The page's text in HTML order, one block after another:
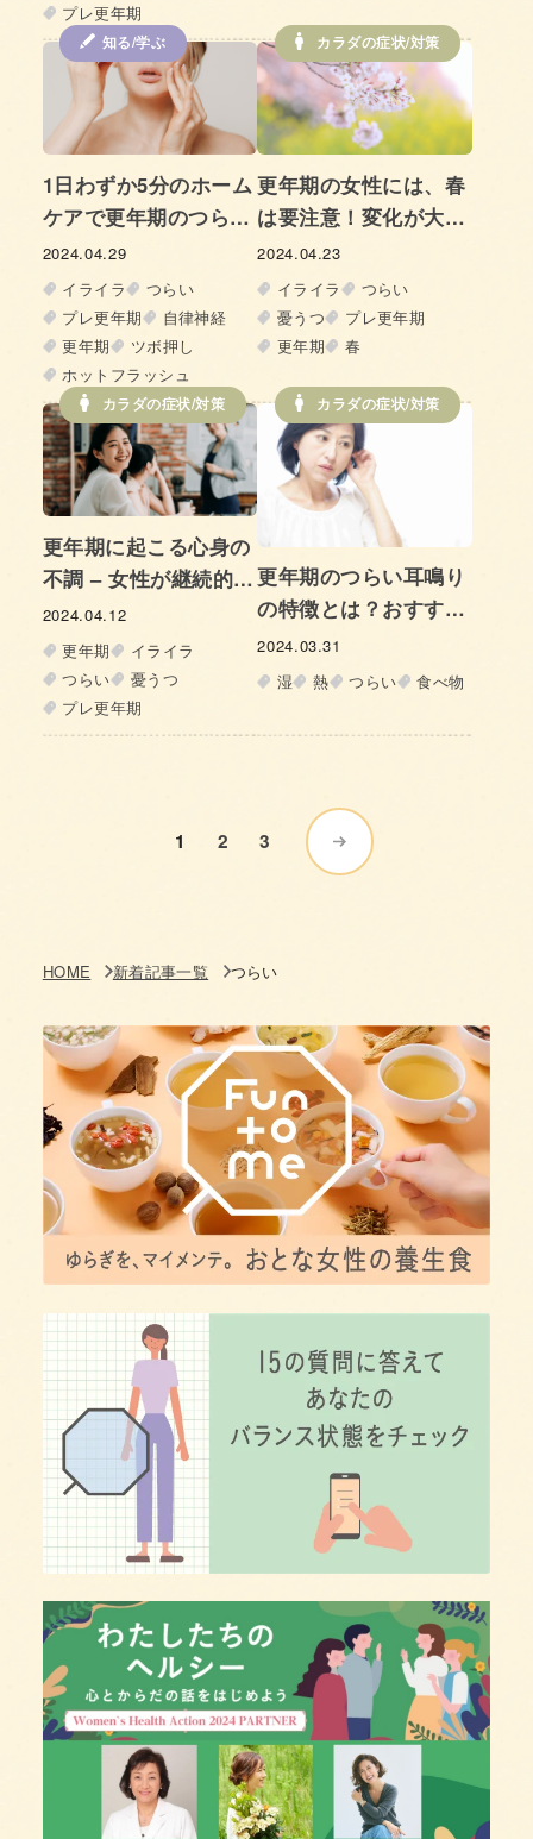
Vol.2
プレ更年期
知る/学ぶ
1日わずか5分のホーム
ケアで更年期のつらい
症状もスーッと緩和 –
【ホットフラッシュ】
「綿棒顔ツボ押し」で
心と身体を軽やかに
Vol.1
2024.04.29
イライラ
つらい
プレ更年期
自律神経
更年期
ツボ押し
ホットフラッシュ
カラダの症状/対策
更年期の女性には、春
は要注意！変化が大き
い季節。対策して“春
バテ”を乗り切ろう
2024.04.23
イライラ
つらい
憂うつ
プレ更年期
更年期
春
カラダの症状/対策
更年期に起こる心身の
不調 – 女性が継続的に
働くために取り組むべ
きこととは
2024.04.12
更年期
イライラ
つらい
憂うつ
プレ更年期
カラダの症状/対策
更年期のつらい耳鳴り
の特徴とは？おすすめ
の栄養・ツボ・対処法
2024.03.31
湿
熱 つらい 食べ物
1 2 3
HOME 新着記事一覧 つらい